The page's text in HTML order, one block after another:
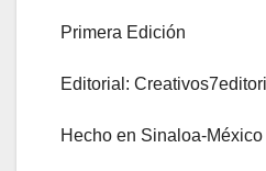
Primera Edición
Editorial:
Hecho en Sinaloa-México